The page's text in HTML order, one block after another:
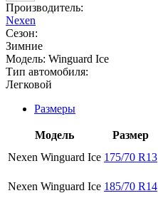
Производитель:
Nexen
Сезон:
Зимние
Модель: Winguard Ice
Тип автомобиля:
Легковой
Размеры
Модель Размер
Nexen Winguard Ice 175/70 R13
Nexen Winguard Ice 185/70 R14